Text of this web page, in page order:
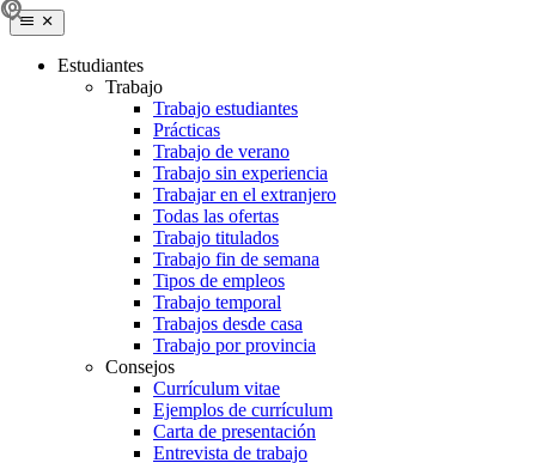
Estudiantes
Trabajo
Trabajo estudiantes
Prácticas
Trabajo de verano
Trabajo sin experiencia
Trabajar en el extranjero
Todas las ofertas
Trabajo titulados
Trabajo fin de semana
Tipos de empleos
Trabajo temporal
Trabajos desde casa
Trabajo por provincia
Consejos
Currículum vitae
Ejemplos de currículum
Carta de presentación
Entrevista de trabajo